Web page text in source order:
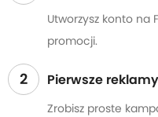
Utworzysz konto na
promocji.
2 Pierwsze
Zrobisz proste